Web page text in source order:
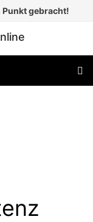
Punkt gebracht!